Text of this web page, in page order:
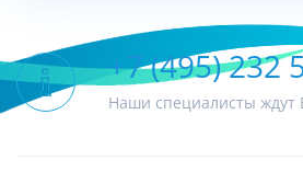
+7 (495) 232
Наши специалисты ждут